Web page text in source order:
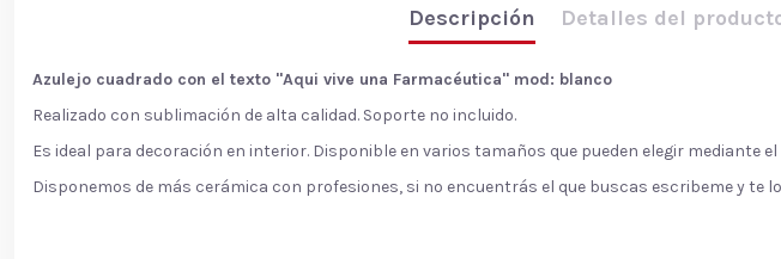
Descripción Detalles del
Azulejo cuadrado con el texto "Aqui vive una Farmacéutica" mod: blanco
Realizado con sublimación de alta calidad. Soporte no incluido.
Es ideal para decoración en interior. Disponible en varios tamaños que pueden elegir mediante
Disponemos de más cerámica con profesiones, si no encuentrás el que buscas escribeme y te